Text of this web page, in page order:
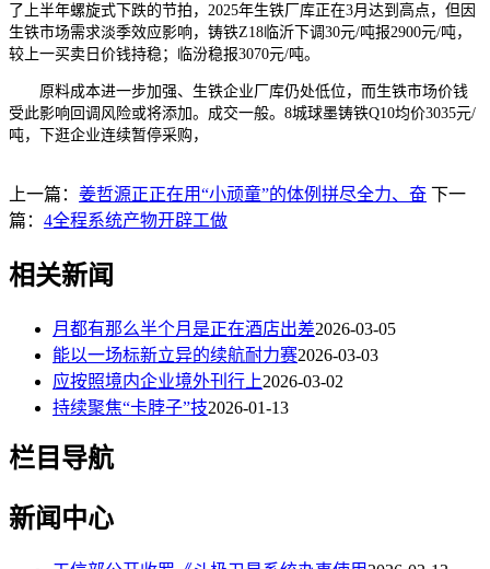
了上半年螺旋式下跌的节拍，2025年生铁厂库正在3月达到高点，但因
生铁市场需求淡季效应影响，铸铁Z18临沂下调30元/吨报2900元/吨，
较上一买卖日价钱持稳；临汾稳报3070元/吨。
原料成本进一步加强、生铁企业厂库仍处低位，而生铁市场价钱
受此影响回调风险或将添加。成交一般。8城球墨铸铁Q10均价3035元/
吨，下逛企业连续暂停采购，
上一篇： 姜哲源正正在用“小顽童”的体例拼尽全力、奋 下一
篇： 4全程系统产物开辟工做
相关新闻
月都有那么半个月是正在酒店出差2026-03-05
能以一场标新立异的续航耐力赛2026-03-03
应按照境内企业境外刊行上2026-03-02
持续聚焦“卡脖子”技2026-01-13
栏目导航
新闻中心